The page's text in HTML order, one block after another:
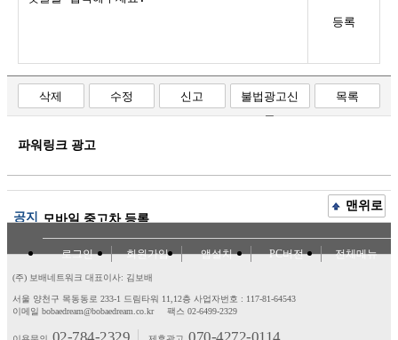
등록
삭제 수정 신고
불법광고신
고
목록
파워링크 광고
공지 모바일 중고차 등록
맨위로
로그인 회원가입 앱설치 PC버전 전체메뉴
(주) 보배네트워크 대표이사: 김보배
서울 양천구 목동동로 233-1 드림타워 11,12층 사업자번호 : 117-81-64543
이메일 bobaedream@bobaedream.co.kr
팩스 02-6499-2329